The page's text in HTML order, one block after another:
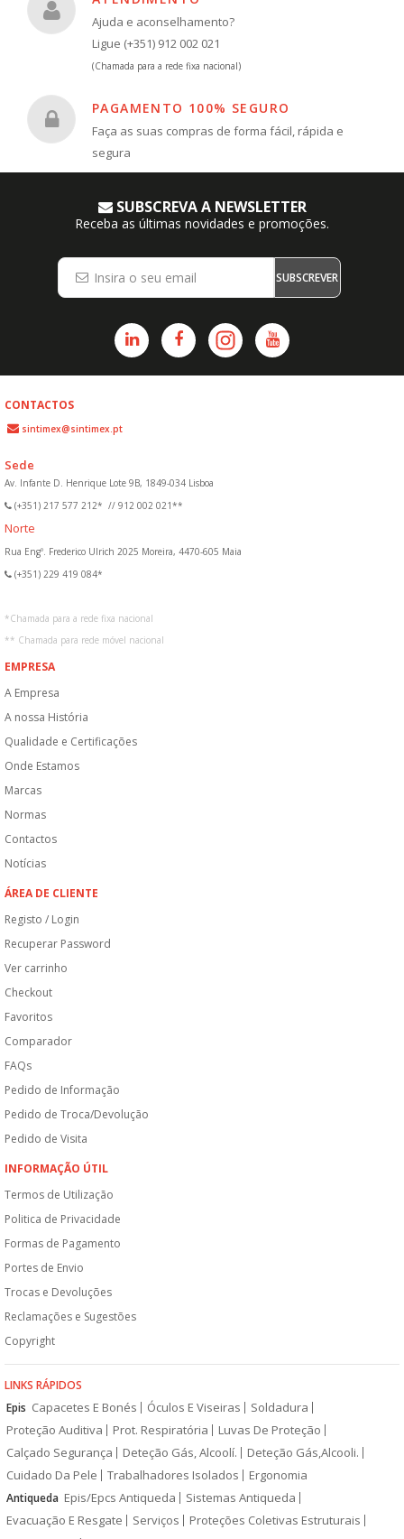
Ajuda e aconselhamento?
Ligue (+351) 912 002 021
(Chamada para a rede fixa nacional)
PAGAMENTO 100% SEGURO
Faça as suas compras de forma fácil, rápida e
segura
SUBSCREVA A NEWSLETTER
Receba as últimas novidades e promoções.
SUBSCREVER
CONTACTOS
sintimex@sintimex.pt
Sede
Av. Infante D. Henrique Lote 9B, 1849-034 Lisboa
(+351) 217 577 212* // 912 002 021**
Norte
Rua Engº. Frederico Ulrich 2025 Moreira, 4470-605 Maia
(+351) 229 419 084*
*Chamada para a rede fixa nacional
** Chamada para rede móvel nacional
EMPRESA
A Empresa
A nossa História
Qualidade e Certificações
Onde Estamos
Marcas
Normas
Contactos
Notícias
ÁREA DE CLIENTE
Registo / Login
Recuperar Password
Ver carrinho
Checkout
Favoritos
Comparador
FAQs
Pedido de Informação
Pedido de Troca/Devolução
Pedido de Visita
INFORMAÇÃO ÚTIL
Termos de Utilização
Politica de Privacidade
Formas de Pagamento
Portes de Envio
Trocas e Devoluções
Reclamações e Sugestões
Copyright
LINKS RÁPIDOS
Epis Capacetes E Bonés Óculos E Viseiras
Soldadura
Proteção Auditiva
Prot. Respiratória
Luvas De Proteção
Calçado Segurança
Deteção Gás, Alcoolí.
Deteção Gás,Alcooli.
Cuidado Da Pele
Trabalhadores Isolados Ergonomia
Antiqueda Epis/Epcs Antiqueda
Sistemas Antiqueda
Evacuação E Resgate
Serviços
Proteções Coletivas Estruturais